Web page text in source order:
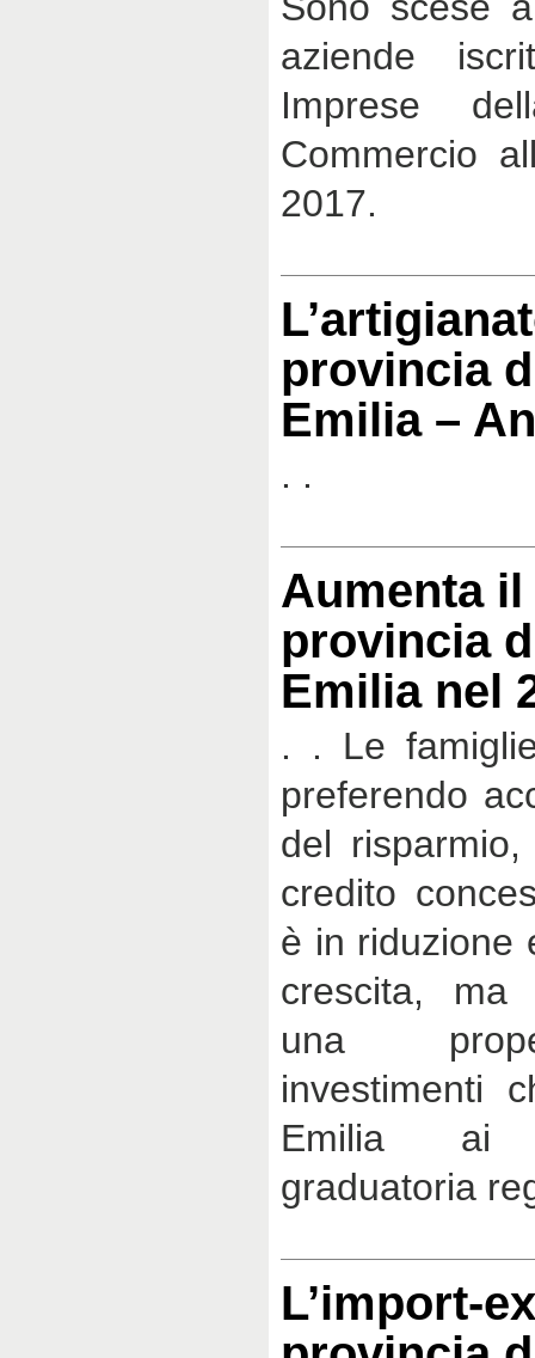
aziende
Imprese
Commercio
2017.
provincia
Emilia –
. .
Aumenta
provincia
Emilia nel
. . Le
preferendo
del risparmio,
credito
è in riduzione
crescita, ma
una
investimenti
Emilia ai
graduatoria
L’import-